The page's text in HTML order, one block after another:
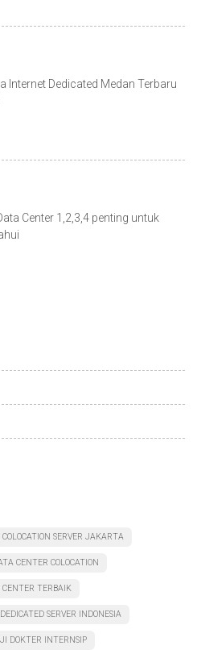
Internet Dedicated Medan Terbaru
Center 1,2,3,4 penting untuk
COLOCATION SERVER JAKARTA
CENTER COLOCATION
CENTER TERBAIK
DEDICATED SERVER INDONESIA
DOKTER INTERNSIP